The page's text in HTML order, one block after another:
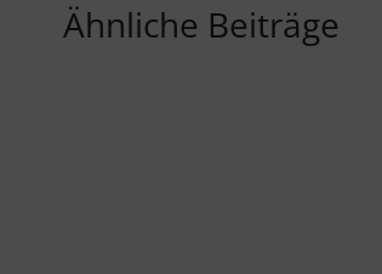
Ähnliche Beiträge